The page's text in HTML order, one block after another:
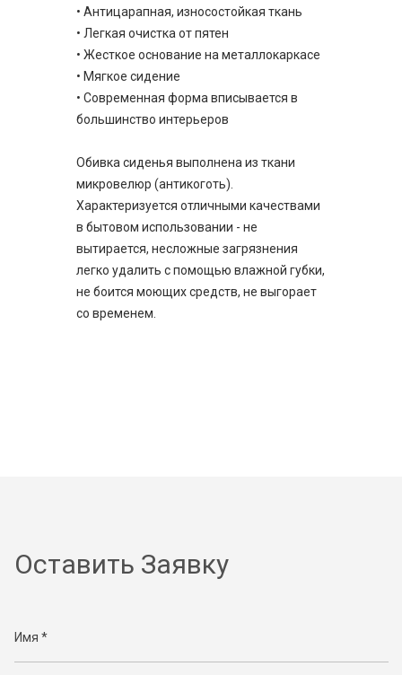
• Антицарапная, износостойкая ткань
• Легкая очистка от пятен
• Жесткое основание на металлокаркасе
• Мягкое сидение
• Современная форма вписывается в
большинство интерьеров
Обивка сиденья выполнена из ткани
микровелюр (антикоготь).
Характеризуется отличными качествами
в бытовом использовании - не
вытирается, несложные загрязнения
легко удалить с помощью влажной губки,
не боится моющих средств, не выгорает
со временем.
Оставить Заявку